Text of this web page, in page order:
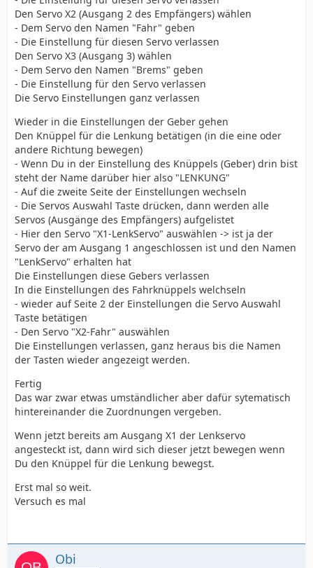
Den Servo X2 (Ausgang 2 des Empfängers) wählen
- Dem Servo den Namen "Fahr" geben
- Die Einstellung für diesen Servo verlassen
Den Servo X3 (Ausgang 3) wählen
- Dem Servo den Namen "Brems" geben
- Die Einstellung für den Servo verlassen
Die Servo Einstellungen ganz verlassen
Wieder in die Einstellungen der Geber gehen
Den Knüppel für die Lenkung betätigen (in die eine oder
andere Richtung bewegen)
- Wenn Du in der Einstellung des Knüppels (Geber) drin bist
steht der Name darüber hier also "LENKUNG"
- Auf die zweite Seite der Einstellungen wechseln
- Die Servos Auswahl Taste drücken, dann werden alle
Servos (Ausgänge des Empfängers) aufgelistet
- Hier den Servo "X1-LenkServo" auswählen -> ist ja der
Servo der am Ausgang 1 angeschlossen ist und den Namen
"LenkServo" erhalten hat
Die Einstellungen diese Gebers verlassen
In die Einstellungen des Fahrknüppels welchseln
- wieder auf Seite 2 der Einstellungen die Servo Auswahl
Taste betätigen
- Den Servo "X2-Fahr" auswählen
Die Einstellungen verlassen, ganz heraus bis die Namen
der Tasten wieder angezeigt werden.
Fertig
Das war zwar etwas umständlicher aber dafür sytematisch
hintereinander die Zuordnungen vergeben.
Wenn jetzt bereits am Ausgang X1 der Lenkservo
angesteckt ist, dann wird sich dieser jetzt bewegen wenn
Du den Knüppel für die Lenkung bewegst.
Erst mal so weit.
Versuch es mal
Obi